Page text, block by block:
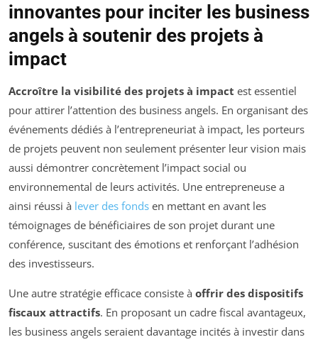
innovantes pour inciter les business
angels à soutenir des projets à
impact
Accroître la visibilité des projets à impact est essentiel
pour attirer l’attention des business angels. En organisant des
événements dédiés à l’entrepreneuriat à impact, les porteurs
de projets peuvent non seulement présenter leur vision mais
aussi démontrer concrètement l’impact social ou
environnemental de leurs activités. Une entrepreneuse a
ainsi réussi à lever des fonds en mettant en avant les
témoignages de bénéficiaires de son projet durant une
conférence, suscitant des émotions et renforçant l’adhésion
des investisseurs.
Une autre stratégie efficace consiste à offrir des dispositifs
fiscaux attractifs. En proposant un cadre fiscal avantageux,
les business angels seraient davantage incités à investir dans